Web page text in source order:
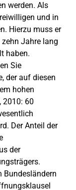
werden. Als
und in
Hierzu muss er
Jahre lang
haben.
Sie
der auf diesen
hohen
2010: 60
Der Anteil der
der
Bundesländern